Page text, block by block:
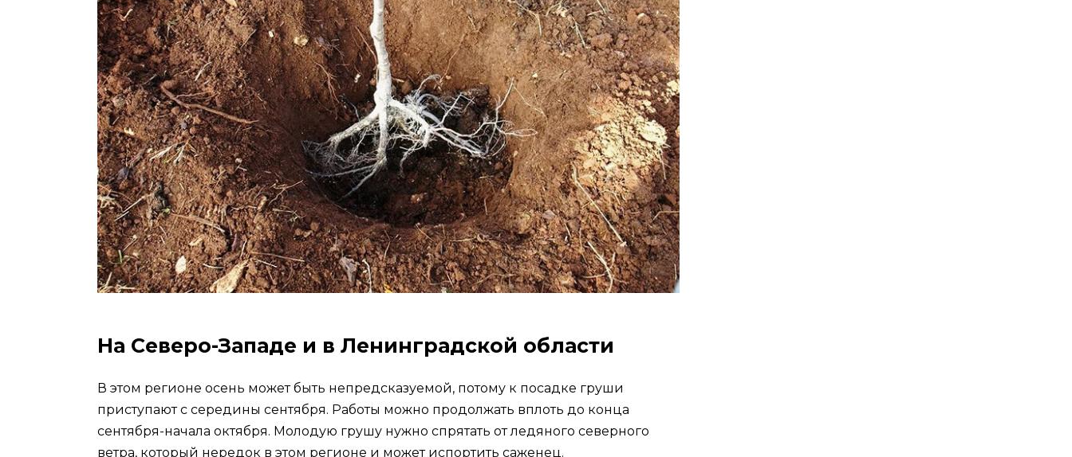
На Северо-Западе и в Ленинградской области
В этом регионе осень может быть непредсказуемой, потому к посадке груши
приступают с середины сентября. Работы можно продолжать вплоть до конца
сентября-начала октября. Молодую грушу нужно спрятать от ледяного северного
ветра, который нередок в этом регионе и может испортить саженец.